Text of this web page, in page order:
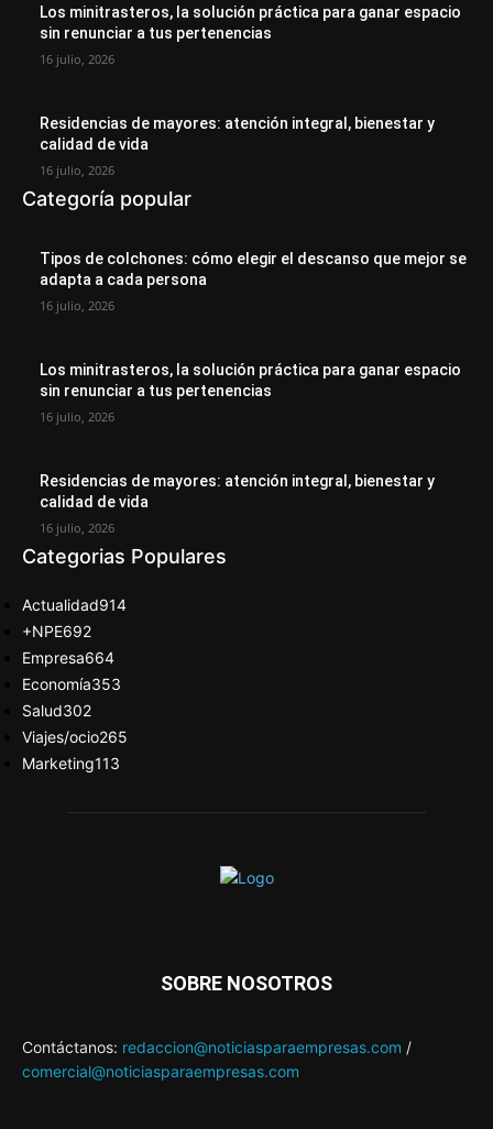
Los minitrasteros, la solución práctica para ganar espacio
sin renunciar a tus pertenencias
16 julio, 2026
Residencias de mayores: atención integral, bienestar y
calidad de vida
16 julio, 2026
Categoría popular
Tipos de colchones: cómo elegir el descanso que mejor se
adapta a cada persona
16 julio, 2026
Los minitrasteros, la solución práctica para ganar espacio
sin renunciar a tus pertenencias
16 julio, 2026
Residencias de mayores: atención integral, bienestar y
calidad de vida
16 julio, 2026
Categorias Populares
Actualidad914
+NPE692
Empresa664
Economía353
Salud302
Viajes/ocio265
Marketing113
SOBRE NOSOTROS
Contáctanos: redaccion@noticiasparaempresas.com /
comercial@noticiasparaempresas.com